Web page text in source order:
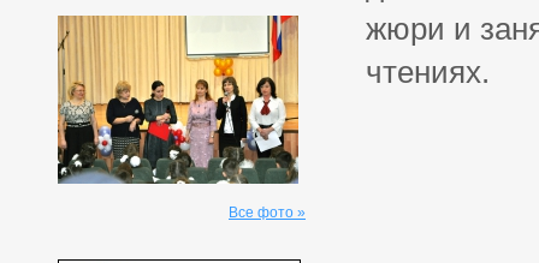
Все фото »
жюри и
чтениях.